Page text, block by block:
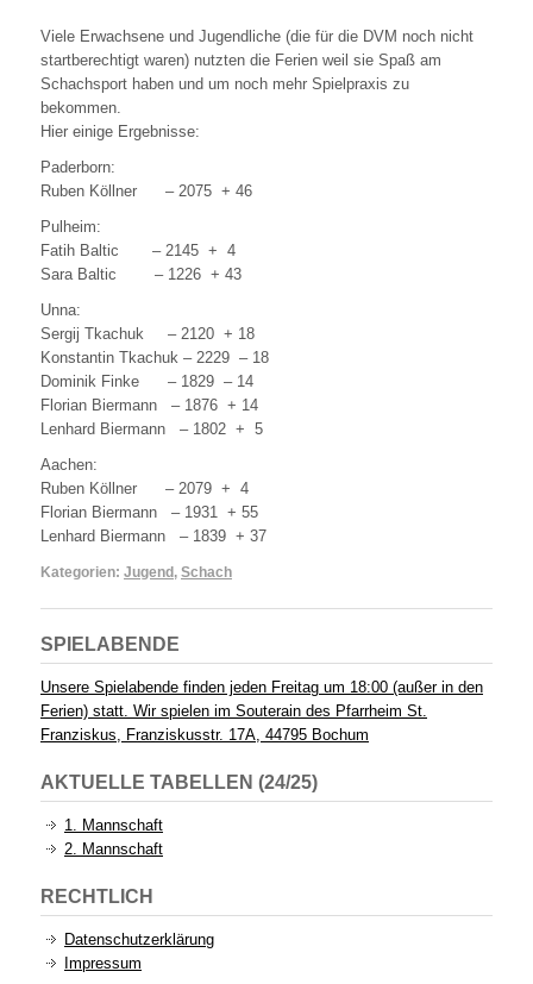
Viele Erwachsene und Jugendliche (die für die DVM noch nicht
startberechtigt waren) nutzten die Ferien weil sie Spaß am
Schachsport haben und um noch mehr Spielpraxis zu
bekommen.
Hier einige Ergebnisse:
Paderborn:
Ruben Köllner – 2075 + 46
Pulheim:
Fatih Baltic – 2145 + 4
Sara Baltic – 1226 + 43
Unna:
Sergij Tkachuk – 2120 + 18
Konstantin Tkachuk – 2229 – 18
Dominik Finke – 1829 – 14
Florian Biermann – 1876 + 14
Lenhard Biermann – 1802 + 5
Aachen:
Ruben Köllner – 2079 + 4
Florian Biermann – 1931 + 55
Lenhard Biermann – 1839 + 37
Kategorien: Jugend, Schach
SPIELABENDE
Unsere Spielabende finden jeden Freitag um 18:00 (außer in den
Ferien) statt. Wir spielen im Souterain des Pfarrheim St.
Franziskus, Franziskusstr. 17A, 44795 Bochum
AKTUELLE TABELLEN (24/25)
1. Mannschaft
2. Mannschaft
RECHTLICH
Datenschutzerklärung
Impressum